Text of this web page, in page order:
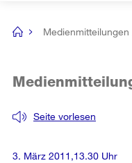
Navigation
[no
Medienmitteilungen
Seite vorlesen
3. März 2011,13.30 Uhr